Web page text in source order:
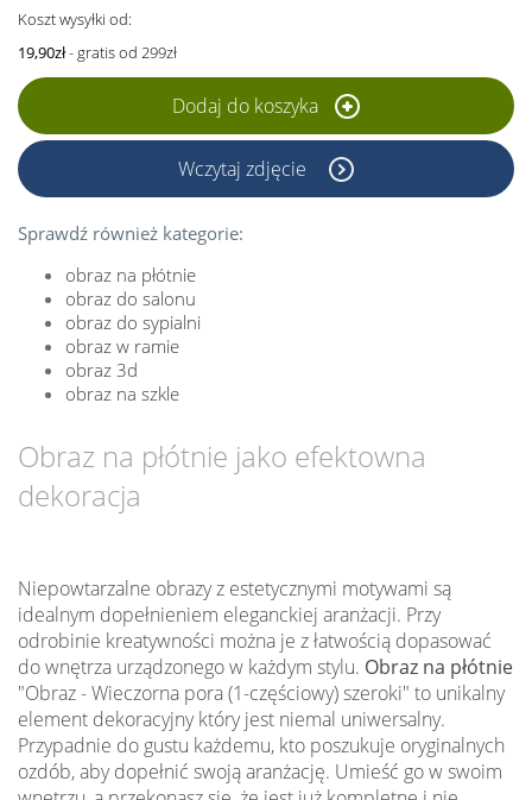
Koszt wysyłki od:
19,90zł- gratis od 299zł
Dodaj do koszyka
Wczytaj zdjęcie
Sprawdź również kategorie:
obraz na płótnie
obraz do salonu
obraz do sypialni
obraz w ramie
obraz 3d
obraz na szkle
Obraz na płótnie jako efektowna
dekoracja
Niepowtarzalne obrazy z estetycznymi motywami są
idealnym dopełnieniem eleganckiej aranżacji. Przy
odrobinie kreatywności można je z łatwością dopasować
do wnętrza urządzonego w każdym stylu. Obraz na płótnie
"Obraz - Wieczorna pora (1-częściowy) szeroki" to unikalny
element dekoracyjny który jest niemal uniwersalny.
Przypadnie do gustu każdemu, kto poszukuje oryginalnych
ozdób, aby dopełnić swoją aranżację. Umieść go w swoim